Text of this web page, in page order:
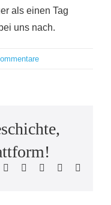
als einen Tag
uns nach.
TumblrPinterest Xing